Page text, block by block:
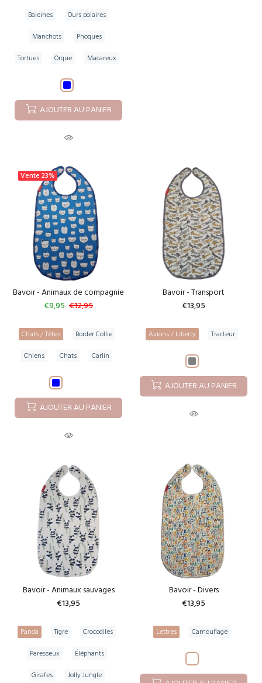
Baleines
Ours polaires
Manchots
Phoques
Tortues
Orque Macareux
AJOUTER AU PANIER
Vente 23%
Bavoir - Animaux de compagnie
€9,95 €12,95
Chats / Têtes
Border Collie
Chiens
Chats Carlin
AJOUTER AU PANIER
Bavoir - Transport
€13,95
Avions / Liberty Tracteur
AJOUTER AU PANIER
Bavoir - Animaux sauvages
€13,95
Panda Tigre
Crocodiles
Paresseux
Éléphants
Girafes
Jolly Jungle
Bavoir - Divers
€13,95
Lettres Camouflage